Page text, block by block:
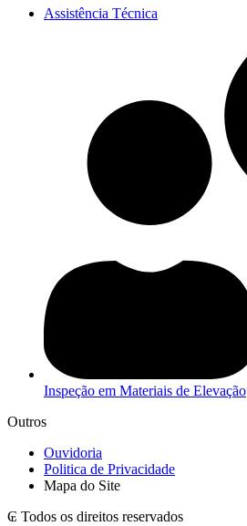
Assistência Técnica
Inspeção em Materiais de Elevação
Outros
Ouvidoria
Politica de Privacidade
Mapa do Site
₢ Todos os direitos reservados